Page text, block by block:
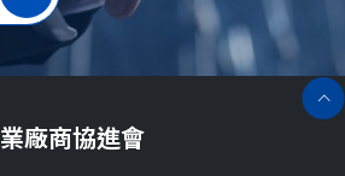
廠商協進會